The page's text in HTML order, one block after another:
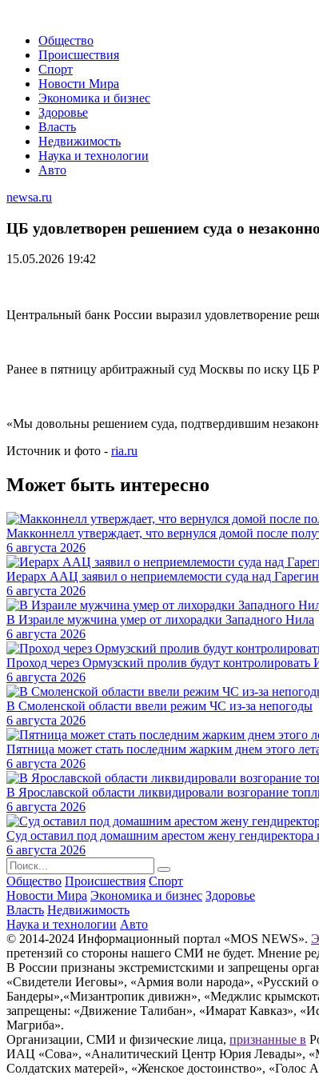
Общество
Происшествия
Спорт
Новости Мира
Экономика и бизнес
Здоровье
Власть
Недвижимость
Наука и технологии
Авто
newsa.ru
ЦБ удовлетворен решением суда о
15.05.2026 19:42
Центральный банк России выразил удовлетворение
Ранее в пятницу арбитражный суд Москвы по иску ЦБ
«Мы довольны решением суда, подтвердившим
Источник и фото - ria.ru
Может быть интересно
Макконнелл утверждает, что вернулся домой после
6 августа 2026
Иерарх ААЦ заявил о неприемлемости суда над
6 августа 2026
В Израиле мужчина умер от лихорадки Западного Нила
6 августа 2026
Проход через Ормузский пролив будут
6 августа 2026
В Смоленской области ввели режим ЧС из-за непогоды
6 августа 2026
Пятница может стать последним жарким днем этого
6 августа 2026
В Ярославской области ликвидировали возгорание
6 августа 2026
Суд оставил под домашним арестом жену гендиректора
6 августа 2026
Общество Происшествия Спорт
Новости Мира Экономика и бизнес Здоровье
Власть Недвижимость
Наука и технологии Авто
© 2014-2024 Информационный портал «MOS NEWS».
претензий со стороны нашего СМИ не будет. Мнение
В России признаны экстремистскими и запрещены
«Свидетели Иеговы», «Армия воли народа»,
Бандеры»,«Мизантропик дивижн», «Меджлис
запрещены: «Движение Талибан», «Имарат Кавказ»,
Магриба».
Организации, СМИ и физические лица, признанные в
ИАЦ «Сова», «Аналитический Центр Юрия Левады»,
Солдатских матерей», «Женское достоинство»,